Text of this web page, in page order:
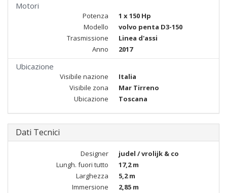
Motori
Potenza
1 x 150 Hp
Modello
volvo penta D3-150
Trasmissione
Linea d'assi
Anno
2017
Ubicazione
Visibile nazione
Italia
Visibile zona
Mar Tirreno
Ubicazione
Toscana
Dati Tecnici
Designer
judel / vrolijk & co
Lungh. fuori tutto
17,2 m
Larghezza
5,2 m
Immersione
2,85 m